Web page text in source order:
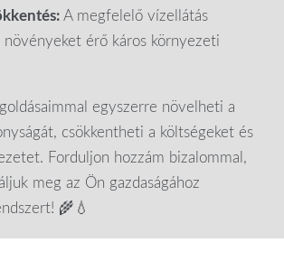
A megfelelő vízellátás
növényeket érő káros környezeti
egyszerre növelheti a
csökkentheti a költségeket és
Forduljon hozzám bizalommal,
meg az Ön gazdaságához
🌾💧